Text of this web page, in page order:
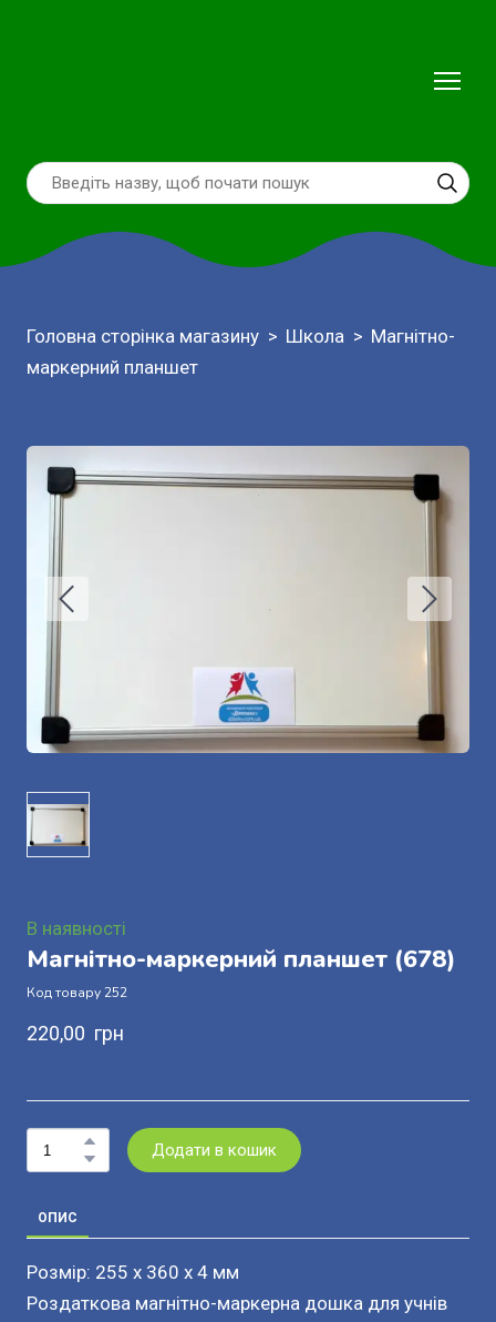
Головна сторінка магазину Школа
Магнітно-
маркерний планшет
В наявності
Магнітно-маркерний планшет (678)
Код товару 252
220,00  грн
Додати в кошик
ОПИС
Розмір: 255 x 360 x 4 мм
Роздаткова магнітно-маркерна дошка для учнів